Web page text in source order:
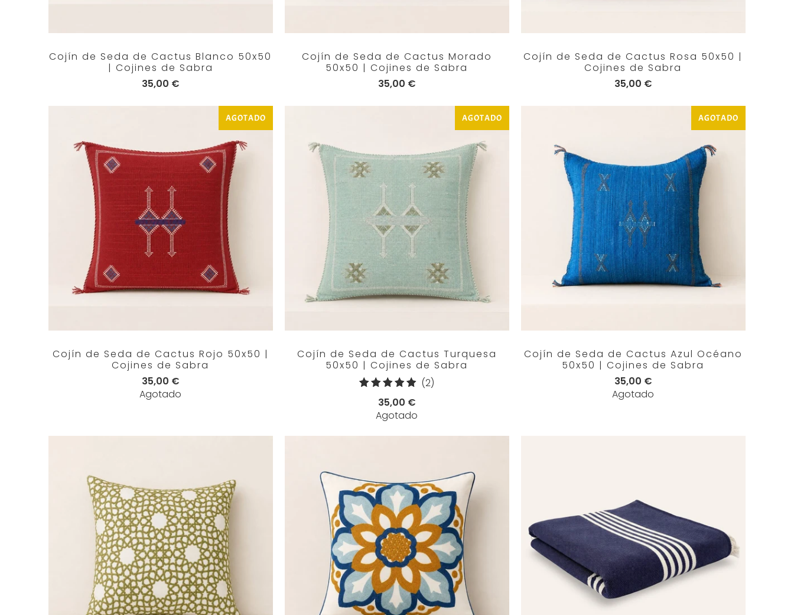
Cojín de Seda de Cactus Blanco 50x50
| Cojines de Sabra
35,00 €
Cojín de Seda de Cactus Morado
50x50 | Cojines de Sabra
35,00 €
Cojín de Seda de Cactus Rosa 50x50 |
Cojines de Sabra
35,00 €
AGOTADO
Cojín de Seda de Cactus Rojo 50x50 |
Cojines de Sabra
35,00 €
Agotado
AGOTADO
Cojín de Seda de Cactus Turquesa
50x50 | Cojines de Sabra
(2)
35,00 €
Agotado
AGOTADO
Cojín de Seda de Cactus Azul Océano
50x50 | Cojines de Sabra
35,00 €
Agotado